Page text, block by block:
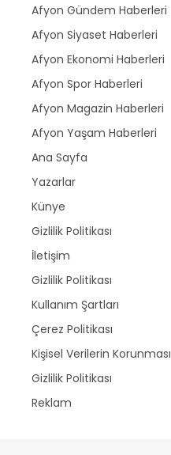
Afyon Gündem Haberleri
Afyon Siyaset Haberleri
Afyon Ekonomi Haberleri
Afyon Spor Haberleri
Afyon Magazin Haberleri
Afyon Yaşam Haberleri
Ana Sayfa
Yazarlar
Künye
Gizlilik Politikası
İletişim
Gizlilik Politikası
Kullanım Şartları
Çerez Politikası
Kişisel Verilerin Korunması
Gizlilik Politikası
Reklam